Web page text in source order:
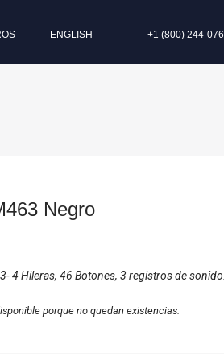
ENGLISH +1 (800) 244-
Negro
4 Hileras, 46 Botones, 3 registros de
porque no quedan existencias.